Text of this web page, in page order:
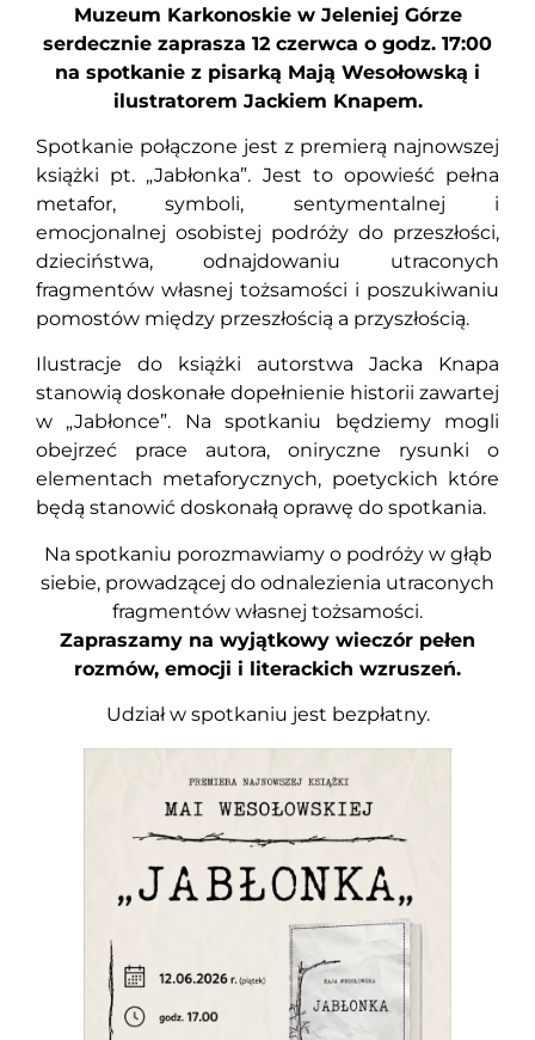
Muzeum Karkonoskie w Jeleniej Górze
serdecznie zaprasza 12 czerwca o godz. 17:00
na spotkanie z pisarką Mają Wesołowską i
ilustratorem Jackiem Knapem.
Spotkanie połączone jest z premierą najnowszej
książki pt. „Jabłonka”. Jest to opowieść pełna
metafor, symboli, sentymentalnej i
emocjonalnej osobistej podróży do przeszłości,
dzieciństwa, odnajdowaniu utraconych
fragmentów własnej tożsamości i poszukiwaniu
pomostów między przeszłością a przyszłością.
Ilustracje do książki autorstwa Jacka Knapa
stanowią doskonałe dopełnienie historii zawartej
w „Jabłonce”. Na spotkaniu będziemy mogli
obejrzeć prace autora, oniryczne rysunki o
elementach metaforycznych, poetyckich które
będą stanowić doskonałą oprawę do spotkania.
Na spotkaniu porozmawiamy o podróży w głąb
siebie, prowadzącej do odnalezienia utraconych
fragmentów własnej tożsamości.
Zapraszamy na wyjątkowy wieczór pełen
rozmów, emocji i literackich wzruszeń.
Udział w spotkaniu jest bezpłatny.